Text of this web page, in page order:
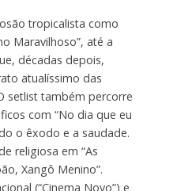
tropicalista como
Maravilhoso”, até a
décadas depois,
atualíssimo das
setlist também percorre
com “No dia que eu
o êxodo e a saudade.
religiosa em “As
Xangô Menino”.
(“Cinema Novo”) e